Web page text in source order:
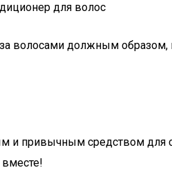
для волос
волосами должным
привычным средством для